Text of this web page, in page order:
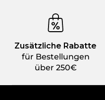
Zusätzliche Rabatte
für Bestellungen
über 250€